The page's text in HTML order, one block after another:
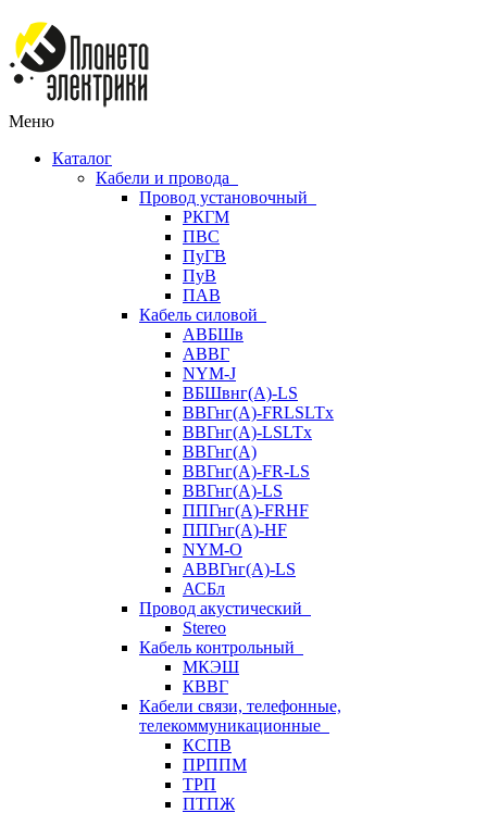
Меню
Каталог
Кабели и провода
Провод установочный
РКГМ
ПВС
ПуГВ
ПуВ
ПАВ
Кабель силовой
АВБШв
АВВГ
NYM-J
ВБШвнг(А)-LS
ВВГнг(A)-FRLSLTx
ВВГнг(A)-LSLTx
ВВГнг(А)
ВВГнг(А)-FR-LS
ВВГнг(А)-LS
ППГнг(А)-FRHF
ППГнг(А)-HF
NYM-O
АВВГнг(А)-LS
АСБл
Провод акустический
Stereo
Кабель контрольный
МКЭШ
КВВГ
Кабели связи, телефонные,
телекоммуникационные
КСПВ
ПРППМ
ТРП
ПТПЖ